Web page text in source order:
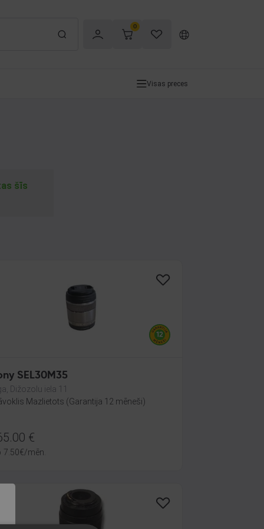
0
Visas preces
šīs
SEL30M35
Dižozolu iela 11
Mazlietots (Garantija 12 mēneši)
€
7.50€/mēn.